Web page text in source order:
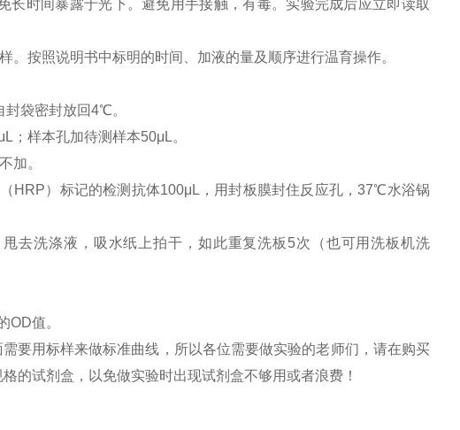
时间暴露于光下。避免用手接触，有毒。实验完成后应立即读取
按照说明书中标明的时间、加液的量及顺序进行温育操作。
袋密封放回4℃。
；样本孔加待测样本50μL。
加。
HRP）标记的检测抗体100μL，用封板膜封住反应孔，37℃水浴锅
去洗涤液，吸水纸上拍干，如此重复洗板5次（也可用洗板机洗
值。
要用标样来做标准曲线，所以各位需要做实验的老师们，请在购买
的试剂盒，以免做实验时出现试剂盒不够用或者浪费！